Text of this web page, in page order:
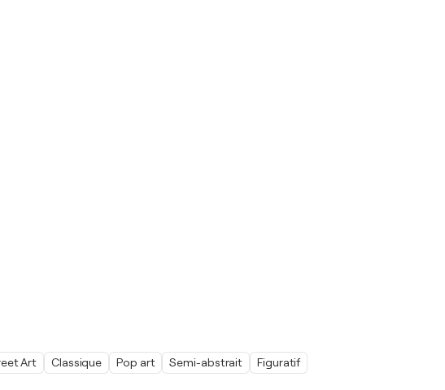
Art Classique Pop art Semi-abstrait Figuratif